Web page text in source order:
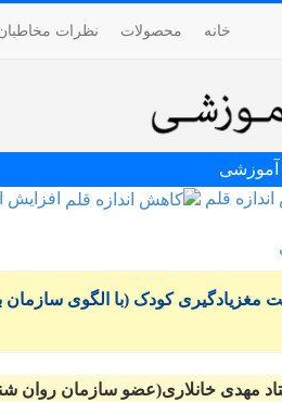
خانه محصولات نظرات
آموزشی
قلم
افزایش
مهدی خانلاری(عضو سازمان روان